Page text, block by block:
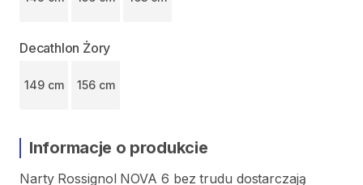
Decathlon Żory
149 cm 156 cm
Informacje o produkcie
Narty Rossignol NOVA 6 bez trudu dostarczają